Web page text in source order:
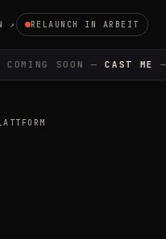
↗ RELAUNCH IN ARBEIT
SOON — CAST ME—